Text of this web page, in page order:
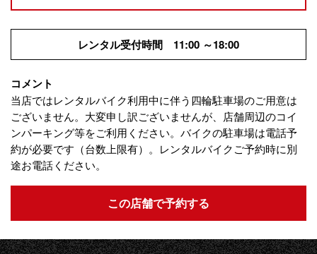
レンタル受付時間 11:00 ～18:00
コメント
当店ではレンタルバイク利用中に伴う四輪駐車場のご用意は
ございません。大変申し訳ございませんが、店舗周辺のコイ
ンパーキング等をご利用ください。バイクの駐車場は電話予
約が必要です（台数上限有）。レンタルバイクご予約時に別
途お電話ください。
この店舗で予約する